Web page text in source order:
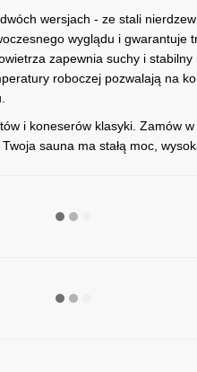
wersjach - ze stali
wyglądu i gwarantuje
zapewnia suchy i stabilny
roboczej pozwalają na
i koneserów klasyki. Zamów
sauna ma stałą moc,